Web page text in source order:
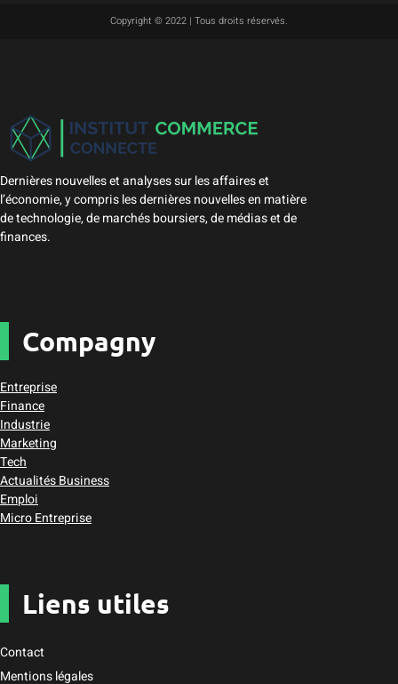
Copyright © 2022 | Tous droits réservés.
Dernières nouvelles et analyses sur les affaires et
l’économie, y compris les dernières nouvelles en matière
de technologie, de marchés boursiers, de médias et de
finances.
Compagny
Entreprise
Finance
Industrie
Marketing
Tech
Actualités Business
Emploi
Micro Entreprise
Liens utiles
Contact
Mentions légales